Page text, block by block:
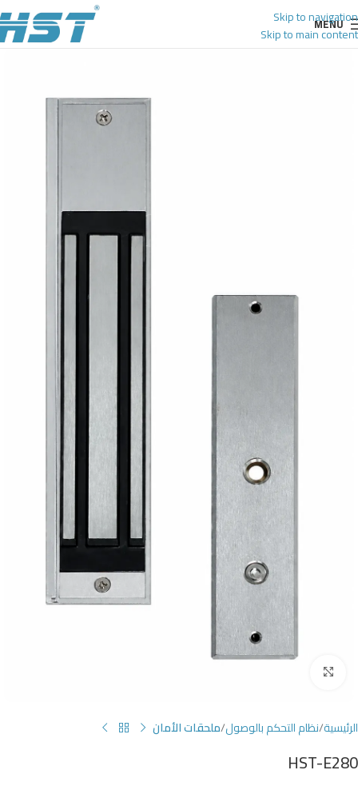
Skip to navigation
Skip to main content
MENU
الرئيسية نظام التحكم بالوصول ملحقات الأمان
HST-E280